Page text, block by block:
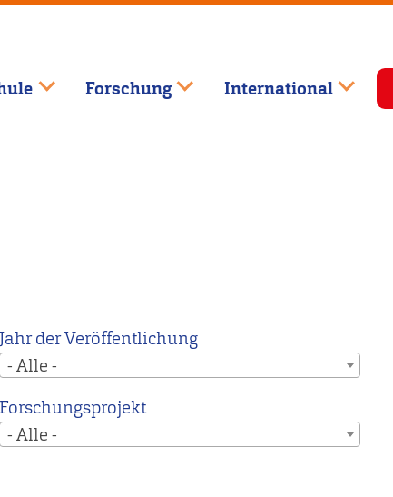
Forschung International
Jahr der Veröffentlichung
- Alle -
Forschungsprojekt
- Alle -